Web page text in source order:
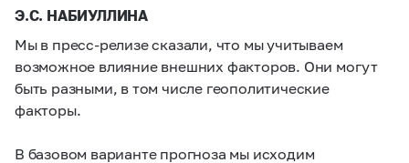
Э.С. НАБИУЛЛИНА
Мы в пресс-релизе сказали, что мы учитываем
возможное влияние внешних факторов. Они могут
быть разными, в том числе геополитические
факторы.
В базовом варианте прогноза мы исходим